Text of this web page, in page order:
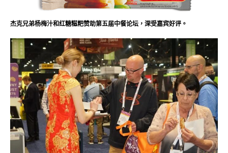
杰克兄弟杨梅汁和红糖糍粑赞助第五届中餐论坛，深受嘉宾好评。